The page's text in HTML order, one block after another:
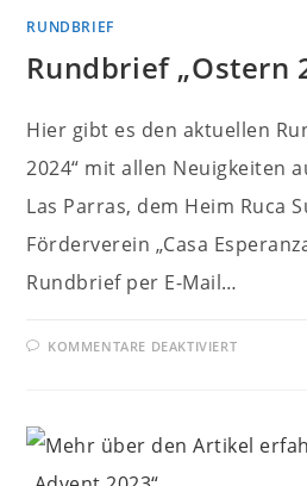
RUNDBRIEF
Rundbrief „Ostern
Hier gibt es den aktuellen
2024“ mit allen Neuigkeiten
Las Parras, dem Heim Ruca
Förderverein „Casa
Rundbrief per E-Mail…
KOMMENTARE DEAKTIVIERTFÜR